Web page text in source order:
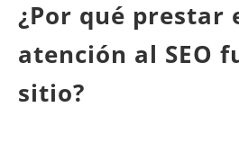
¿Por qué prestar
atención al SEO
sitio?